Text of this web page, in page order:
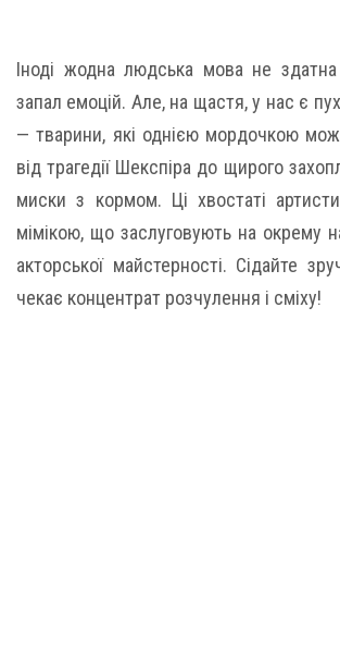
Іноді жодна людська мова не
запал емоцій. Але, на щастя, у нас є
— тварини, які однією мордочкою
від трагедії Шекспіра до щирого
миски з кормом. Ці хвостаті
мімікою, що заслуговують на окрему
акторської майстерності. Сідайте
чекає концентрат розчулення і сміху!